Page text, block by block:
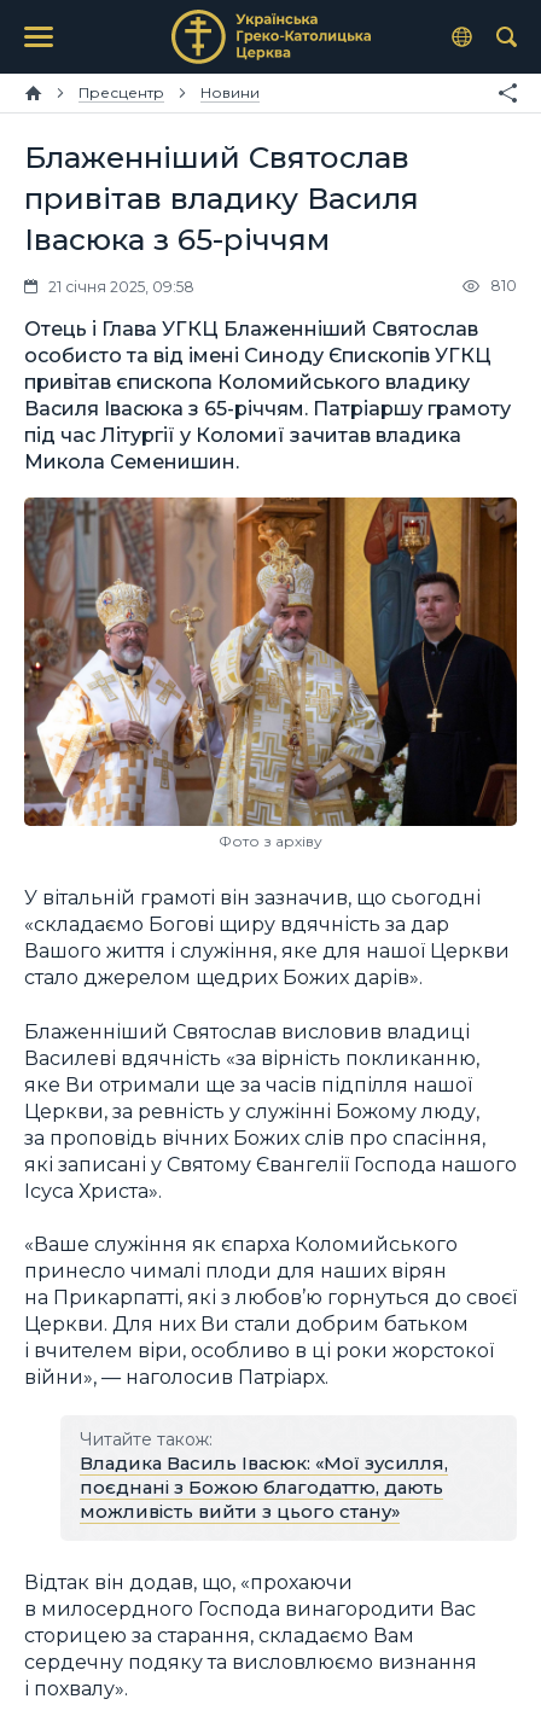
Пресцентр Новини
Блаженніший Святослав
привітав владику Василя
Івасюка з 65-річчям
21 січня 2025, 09:58 810
Отець і Глава УГКЦ Блаженніший Святослав
особисто та від імені Синоду Єпископів УГКЦ
привітав єпископа Коломийського владику
Василя Івасюка з 65-річчям. Патріаршу грамоту
під час Літургії у Коломиї зачитав владика
Микола Семенишин.
Фото з архіву
У вітальній грамоті він зазначив, що сьогодні
«складаємо Богові щиру вдячність за дар
Вашого життя і служіння, яке для нашої Церкви
стало джерелом щедрих Божих дарів».
Блаженніший Святослав висловив владиці
Василеві вдячність «за вірність покликанню,
яке Ви отримали ще за часів підпілля нашої
Церкви, за ревність у служінні Божому люду,
за проповідь вічних Божих слів про спасіння,
які записані у Святому Євангелії Господа нашого
Ісуса Христа».
«Ваше служіння як єпарха Коломийського
принесло чималі плоди для наших вірян
на Прикарпатті, які з любов’ю горнуться до своєї
Церкви. Для них Ви стали добрим батьком
і вчителем віри, особливо в ці роки жорстокої
війни», — наголосив Патріарх.
Читайте також:
Владика Василь Івасюк: «Мої зусилля,
поєднані з Божою благодаттю, дають
можливість вийти з цього стану»
Відтак він додав, що, «прохаючи
в милосердного Господа винагородити Вас
сторицею за старання, складаємо Вам
сердечну подяку та висловлюємо визнання
і похвалу».